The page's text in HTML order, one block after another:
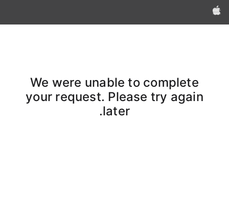
Apple‏
We were unable to complete
your request. Please try again
later.